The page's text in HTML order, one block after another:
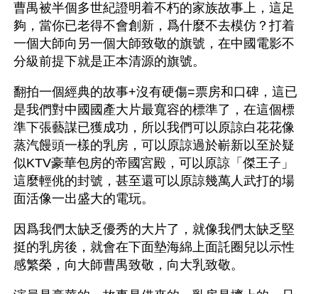
曹禺被半個多世紀證明着不朽的家族故事上，這足
夠，當你已老得不會創新，爲什麼不去模仿？打着
一個大師向另一個大師致敬的旗號，在中國電影不
分級前提下就是正本清源的旗號。
翻拍一個經典的故事+沒有硬傷=票房和口碑，這已
是我們對中國國產大片最寬容的標準了，在這個標
準下張藝謀已獲成功，所以我們可以原諒白花花像
蒸汽饅頭一樣的乳房，可以原諒過於嶄新以至於疑
似KTV豪華包房的帝國宮殿，可以原諒「傑王子」
這麼輕佻的封號，甚至還可以原諒幾萬人武打的場
面活像一出盛大的電玩。
因爲我們太缺乏優秀的大片了，就像我們太缺乏堅
挺的乳房後，就會在下面墊海綿上面託圈兒以示性
感繁榮，向大師曹禺致敬，向大乳致敬。